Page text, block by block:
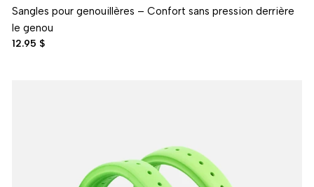
Sangles pour genouillères – Confort sans pression derrière
le genou
12.95 $